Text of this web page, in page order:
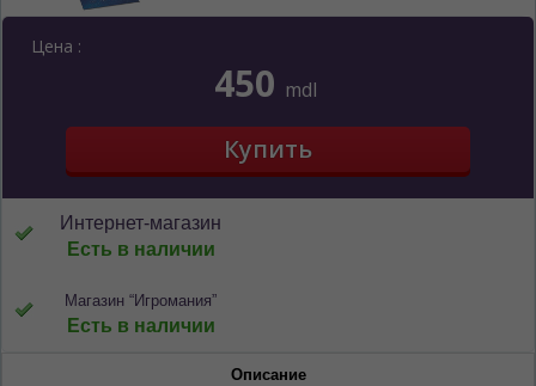
Цена :
450 mdl
Интернет-магазин
Есть в наличии
Магазин “Игромания”
Есть в наличии
Описание
ЯЗЫК САЙТА / LIMBA SITE-ULUI